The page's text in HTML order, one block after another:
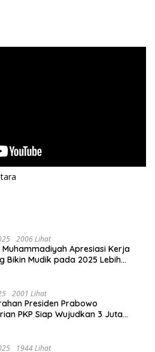
2006 Lihat
Muhammadiyah Apresiasi Kerja
Bikin Mudik pada 2025 Lebih
2001 Lihat
Presiden Prabowo
PKP Siap Wujudkan 3 Juta
1944 Lihat